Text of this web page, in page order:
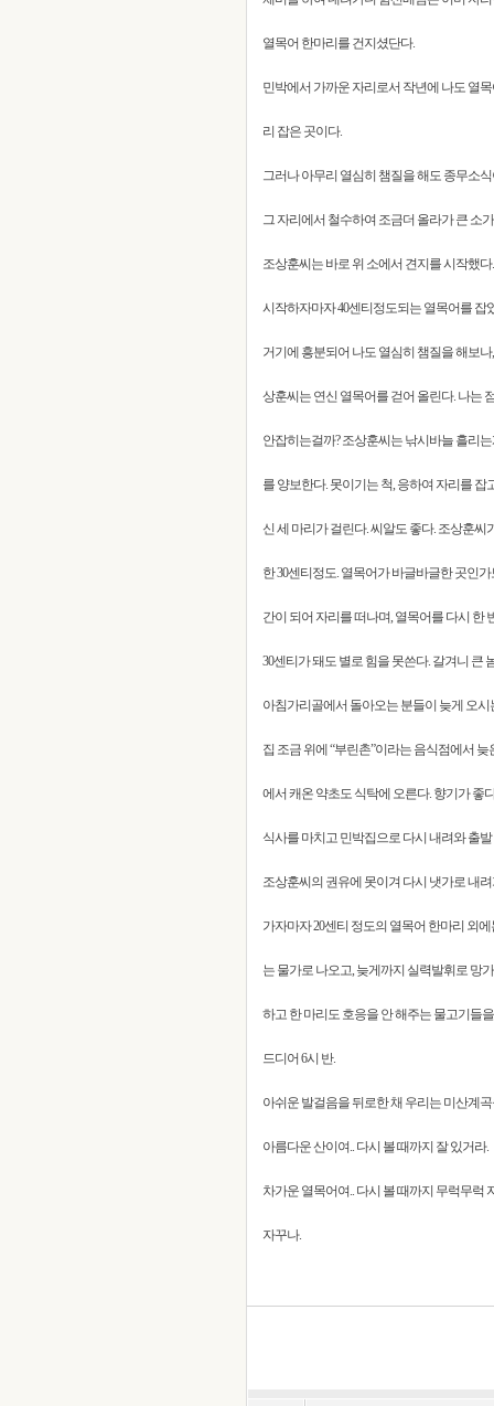
열목어 한마리를 건지셨단다.
민박에서 가까운 자리로서 작년에 나도 열
리 잡은 곳이다.
그러나 아무리 열심히 챔질을 해도 종무소
그 자리에서 철수하여 조금더 올라가 큰 소
조상훈씨는 바로 위 소에서 견지를 시작했다.
시작하자마자 40센티정도되는 열목어를 잡
거기에 흥분되어 나도 열심히 챔질을 해보
상훈씨는 연신 열목어를 걷어 올린다. 나는
안잡히는걸까? 조상훈씨는 낚시바늘 흘리
를 양보한다. 못이기는 척, 응하여 자리를 잡
신 세 마리가 걸린다. 씨알도 좋다. 조상훈씨
한 30센티정도. 열목어가 바글바글한 곳인
간이 되어 자리를 떠나며, 열목어를 다시 한
30센티가 돼도 별로 힘을 못쓴다. 갈겨니 큰
아침가리골에서 돌아오는 분들이 늦게 오
집 조금 위에 “부린촌”이라는 음식점에서
에서 캐온 약초도 식탁에 오른다. 향기가 좋
식사를 마치고 민박집으로 다시 내려와 출
조상훈씨의 권유에 못이겨 다시 냇가로 내
가자마자 20센티 정도의 열목어 한마리 외
는 물가로 나오고, 늦게까지 실력발휘로 망
하고 한 마리도 호응을 안 해주는 물고기들
드디어 6시 반.
아쉬운 발걸음을 뒤로한 채 우리는 미산계
아름다운 산이여.. 다시 볼 때까지 잘 있거라.
차가운 열목어여.. 다시 볼 때까지 무럭무럭
자꾸나.